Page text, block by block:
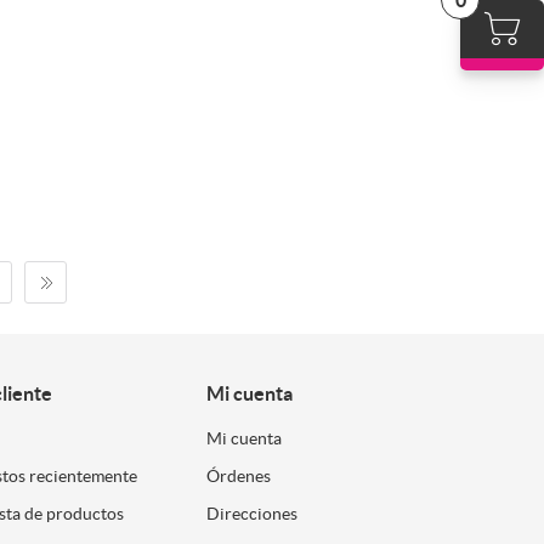
recientemente
de productos
Mi cuenta
Mi cuenta
Órdenes
Direcciones